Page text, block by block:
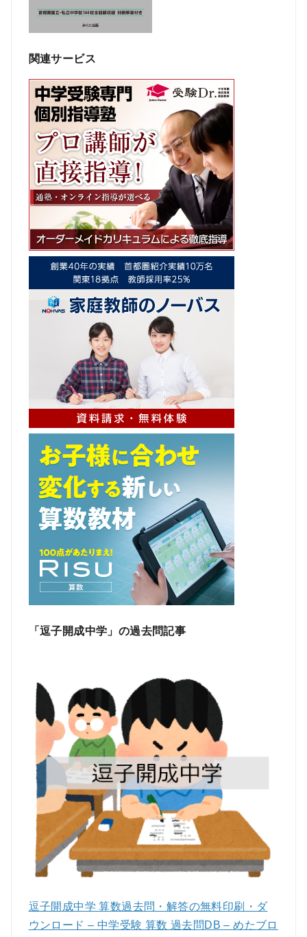
関連サービス
「逗子開成中学」の過去問記事
逗子開成中学 算数過去問・解答の無料印刷・ダ
ウンロード – 中学受験 算数 過去問DB – めたブロ